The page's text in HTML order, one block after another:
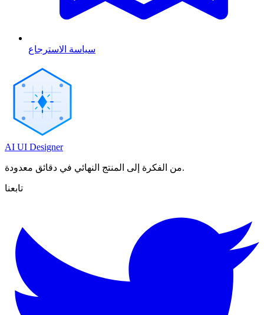
سياسة الاسترجاع
AI UI Designer
من الفكرة إلى المنتج النهائي في دقائق معدودة.
تابعنا